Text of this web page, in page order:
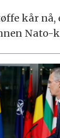
kår nå,
Nato-